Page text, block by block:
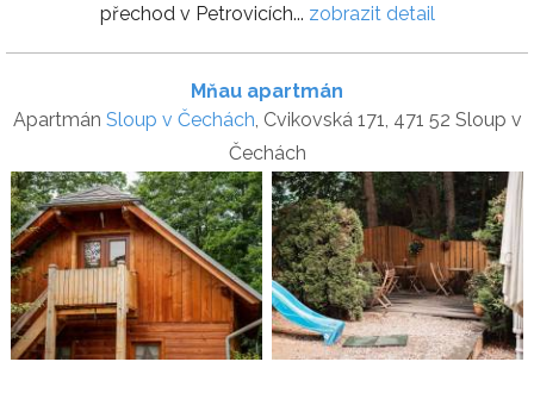
přechod v Petrovicích... zobrazit detail
Mňau apartmán
Apartmán Sloup v Čechách, Cvikovská 171, 471 52 Sloup v
Čechách